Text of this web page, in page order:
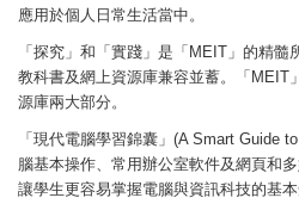
應用於個人日常生活當中。
「探究」和「實踐」是「MEIT」的精
教科書及網上資源庫兼容並蓄。「MEIT
源庫兩大部分。
「現代電腦學習錦囊」(A Smart Guide
腦基本操作、常用辦公室軟件及網頁和
讓學生更容易掌握電腦與資訊科技的基